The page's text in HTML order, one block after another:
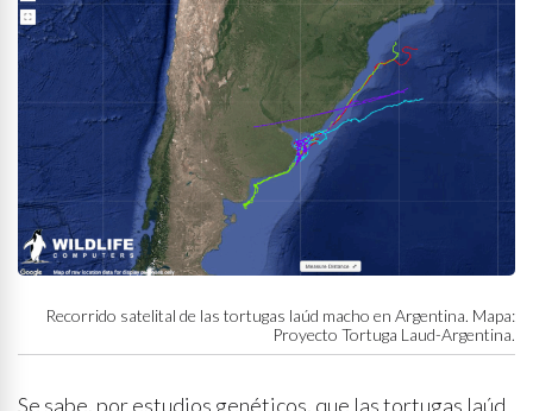
Recorrido satelital de las tortugas laúd macho en Argentina. Mapa:
Proyecto Tortuga Laud-Argentina.
Se sabe, por estudios genéticos, que las tortugas laúd